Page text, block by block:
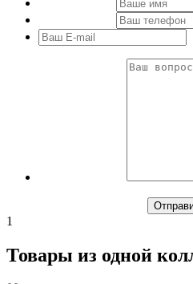
1
Товары из одной